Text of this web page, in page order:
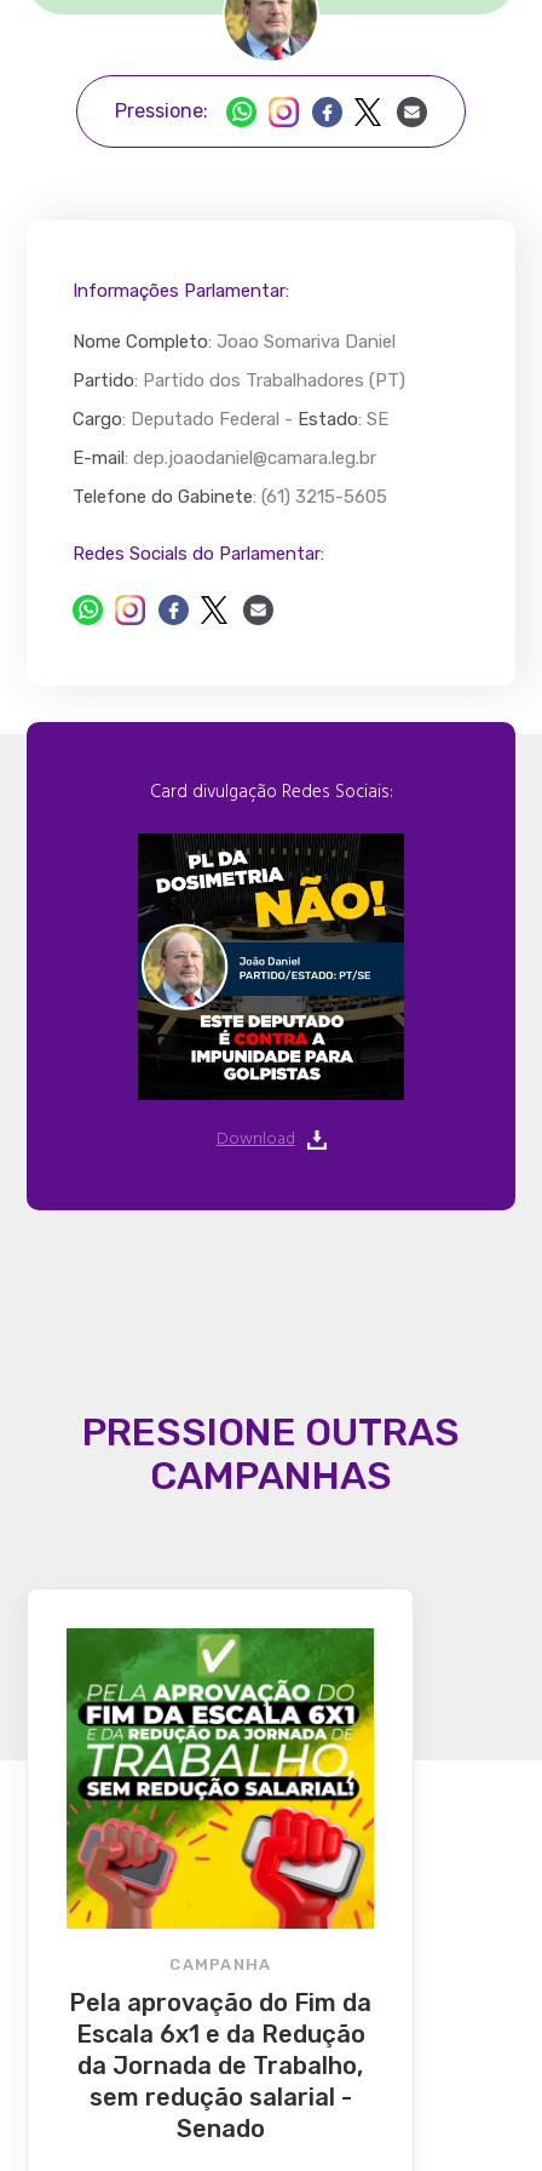
Pressione:
Informações Parlamentar:
Nome Completo:Joao Somariva Daniel
Partido: Partido dos Trabalhadores (PT)
Cargo: Deputado Federal - Estado: SE
E-mail:dep.joaodaniel@camara.leg.br
Telefone do Gabinete: (61) 3215-5605
Redes Socials do Parlamentar:
Card divulgação Redes Sociais:
Download
PRESSIONE OUTRAS
CAMPANHAS
CAMPANHA
Pela aprovação do Fim da
Escala 6x1 e da Redução
da Jornada de Trabalho,
sem redução salarial -
Senado